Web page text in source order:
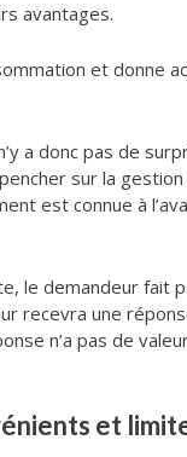
avantages.
et donne
a donc pas de
sur la
est connue à
le demandeur
recevra une
n’a pas de
et